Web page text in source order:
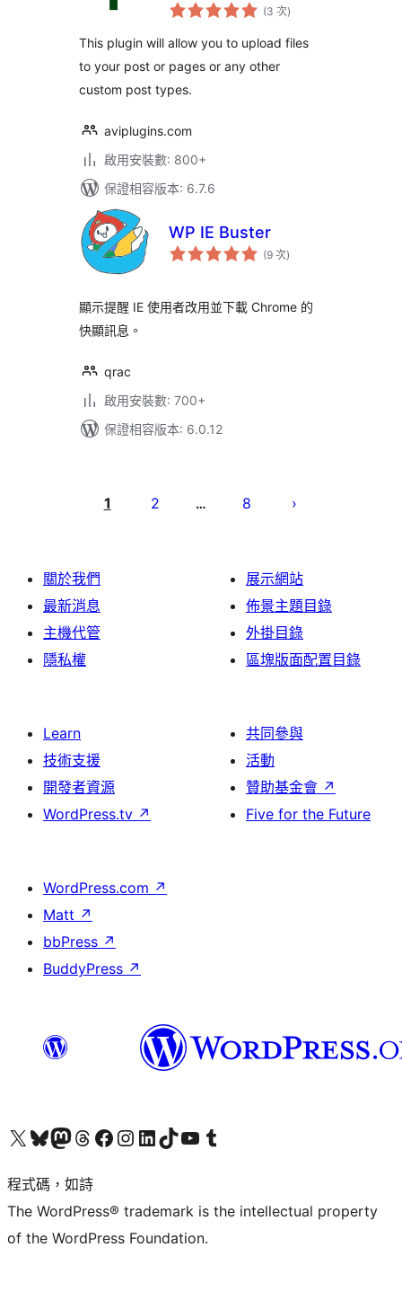
(3 次評
分
數
)
This plugin will allow you to upload files
to your post or pages or any other
custom post types.
aviplugins.com
啟用安裝數: 800+
保證相容版本: 6.7.6
WP IE Buster
(9 次評
分)
顯示提醒 IE 使用者改用並下載 Chrome 的
快顯訊息。
qrac
啟用安裝數: 700+
保證相容版本: 6.0.12
1 2 … 8
關於我們
最新消息
主機代管
隱私權
展示網站
佈景主題目錄
外掛目錄
區塊版面配置目錄
Learn
技術支援
開發者資源
WordPress.tv ↗
共同參與
活動
贊助基金會 ↗
Five for the Future
WordPress.com ↗
Matt ↗
bbPress ↗
BuddyPress ↗
查看我們的 X (之前的 Twitter) 帳號造訪我們的 Bluesky 帳號造訪我們的 Mastodon 帳號造訪我們的 Threads 帳號 造訪我們的 Facebook 粉絲專頁Visit our Instagram account
Visit our LinkedIn account
造訪我們的 TikTok 帳號Visit our YouTube channel
造訪我們的 Tumblr 帳號
程式碼，如詩
The WordPress® trademark is the intellectual property
of the WordPress Foundation.